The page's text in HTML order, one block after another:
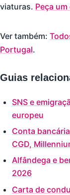
viaturas. Peça
Ver também:
Portugal.
Guias
SNS e
europeu
Conta
CGD,
Alfândega e
2026
Carta de